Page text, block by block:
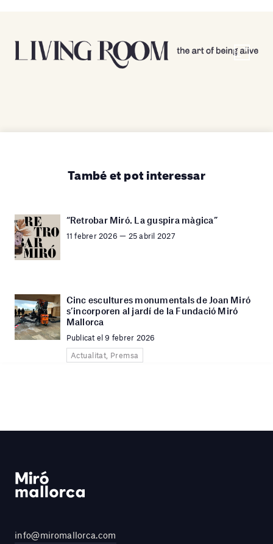
També et pot interessar
“Retrobar Miró. La guspira màgica”
11 febrer 2026 — 25 abril 2027
Cinc escultures monumentals de Joan Miró
s’incorporen al jardí de la Fundació Miró
Mallorca
Publicat el 9 febrer 2026
Actualitat, Premsa
info@miromallorca.com